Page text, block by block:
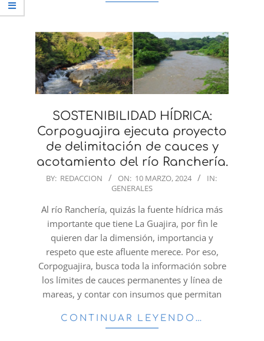
SOSTENIBILIDAD HÍDRICA:
Corpoguajira ejecuta proyecto
de delimitación de cauces y
acotamiento del río Ranchería.
2024-
10
BY: REDACCION ON: 10 MARZO, 2024
IN:
GENERALES
Al río Ranchería, quizás la fuente hídrica más
importante que tiene La Guajira, por fin le
quieren dar la dimensión, importancia y
respeto que este afluente merece. Por eso,
Corpoguajira, busca toda la información sobre
los límites de cauces permanentes y línea de
mareas, y contar con insumos que permitan
CONTINUAR LEYENDO…